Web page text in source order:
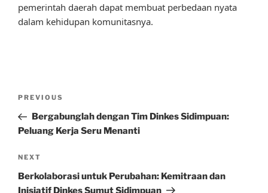
pemerintah daerah dapat membuat perbedaan nyata
dalam kehidupan komunitasnya.
Previous
Post
PREVIOUS
Bergabunglah dengan Tim Dinkes Sidimpuan:
Peluang Kerja Seru Menanti
Next
Post
NEXT
Berkolaborasi untuk Perubahan: Kemitraan dan
Inisiatif Dinkes Sumut Sidimpuan